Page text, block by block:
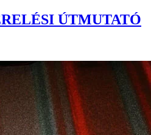
ÚTMUTATÓ